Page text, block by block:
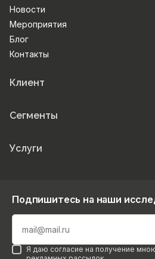
Новости
Мероприятия
Блог
Контакты
Клиент
Сегменты
Услуги
Подпишитесь на наши
Я даю согласие на получение